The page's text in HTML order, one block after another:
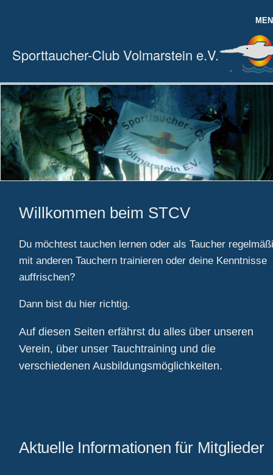
AUSBILDUNG
TRAINING TAUCHEN
AQUAFITNESS
VEREINSLEBEN
MITGLIEDER
Sporttaucher-Club Volmarstein e.V.
Willkommen beim STCV
Du möchtest tauchen lernen oder als Taucher
mit anderen Tauchern trainieren oder deine Kenntnisse
auffrischen?
Dann bist du hier richtig.
Auf diesen Seiten erfährst du alles über unseren
Verein, über unser Tauchtraining und die
verschiedenen Ausbildungsmöglichkeiten.
Aktuelle Informationen für Mitglieder